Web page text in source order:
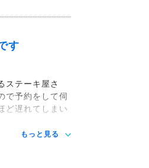
す
ステーキ屋さ
で予約をして伺
ど遅れてしまい
もっと見る